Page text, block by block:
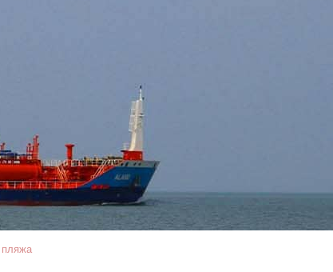
пляжа